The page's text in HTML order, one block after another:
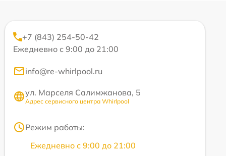
+7 (843) 254-50-42
Ежедневно с 9:00 до 21:00
info@re-whirlpool.ru
ул. Марселя Салимжанова, 5
Адрес сервисного центра Whirlpool
Режим работы:
Ежедневно с 9:00 до 21:00